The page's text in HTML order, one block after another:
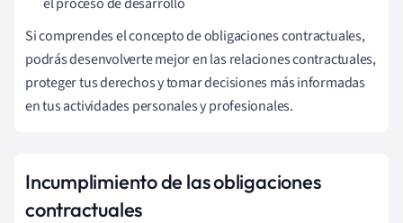
Si comprendes el concepto de obligaciones contractuales,
podrás desenvolverte mejor en las relaciones contractuales,
proteger tus derechos y tomar decisiones más informadas
en tus actividades personales y profesionales.
Incumplimiento de las obligaciones
contractuales